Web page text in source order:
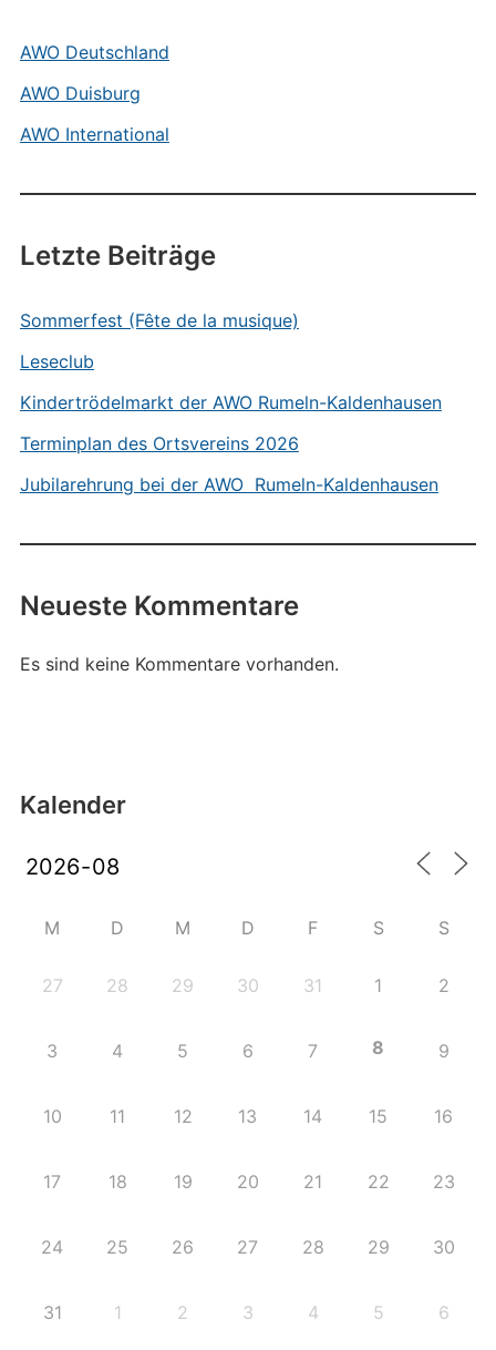
AWO Deutschland
AWO Duisburg
AWO International
Letzte Beiträge
Sommerfest (Fête de la musique)
Leseclub
Kindertrödelmarkt der AWO Rumeln-Kaldenhausen
Terminplan des Ortsvereins 2026
Jubilarehrung bei der AWO Rumeln-Kaldenhausen
Neueste Kommentare
Es sind keine Kommentare vorhanden.
Kalender
M D M D F S S
27 28 29 30 31 1 2
3 4 5 6 7 8 9
10 11 12 13 14 15 16
17 18 19 20 21 22 23
24 25 26 27 28 29 30
31 1 2 3 4 5 6